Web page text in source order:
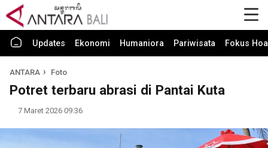
Updates Ekonomi Humaniora Pariwisata Fokus
ANTARA Foto
Potret terbaru abrasi di Pantai Kuta
7 Maret 2026 09:36